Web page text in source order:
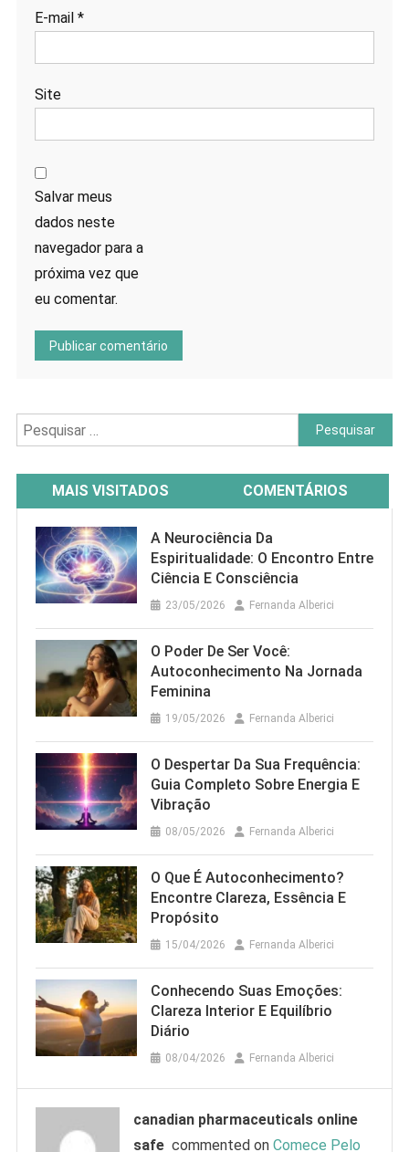
E-mail *
Site
Salvar meus
dados neste
navegador para a
próxima vez que
eu comentar.
Pesquisar
por:
MAIS VISITADOS COMENTÁRIOS
A Neurociência Da
Espiritualidade: O Encontro Entre
Ciência E Consciência
23/05/2026 Fernanda Alberici
O Poder De Ser Você:
Autoconhecimento Na Jornada
Feminina
19/05/2026 Fernanda Alberici
O Despertar Da Sua Frequência:
Guia Completo Sobre Energia E
Vibração
08/05/2026 Fernanda Alberici
O Que É Autoconhecimento?
Encontre Clareza, Essência E
Propósito
15/04/2026 Fernanda Alberici
Conhecendo Suas Emoções:
Clareza Interior E Equilíbrio
Diário
08/04/2026 Fernanda Alberici
canadian pharmaceuticals online
safe commented onComece Pelo